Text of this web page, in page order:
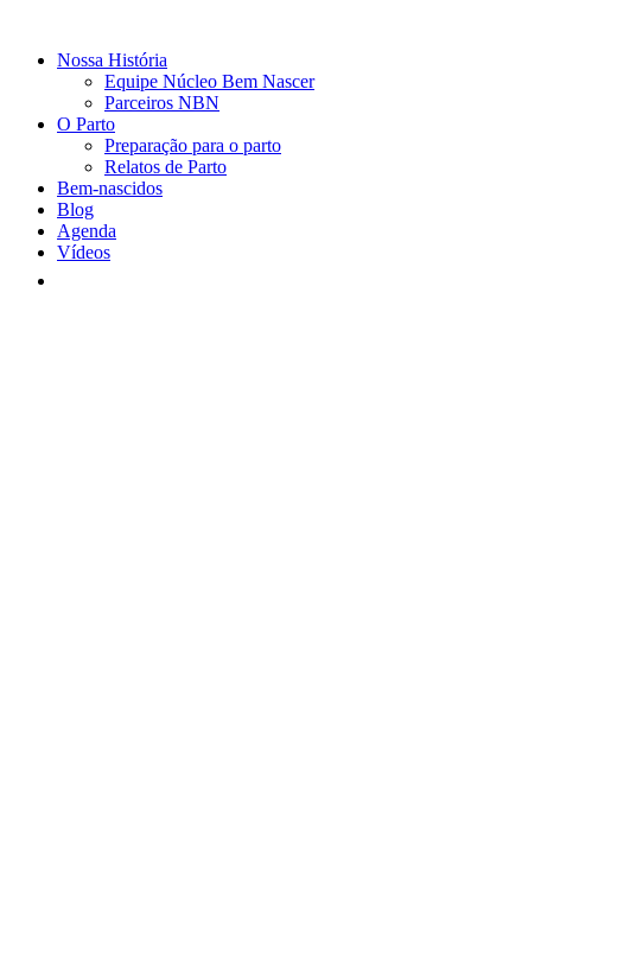
Nossa História
Equipe Núcleo Bem Nascer
Parceiros NBN
O Parto
Preparação para o parto
Relatos de Parto
Bem-nascidos
Blog
Agenda
Vídeos